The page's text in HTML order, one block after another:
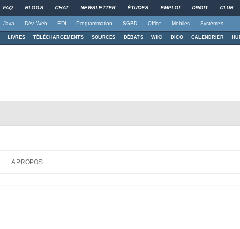
FAQ BLOGS CHAT NEWSLETTER ÉTUDES EMPLOI DROIT CLUB
Java Dév. Web EDI Programmation SGBD Office Mobiles Systèmes
LIVRES TÉLÉCHARGEMENTS SOURCES DÉBATS WIKI DICO CALENDRIER
A PROPOS